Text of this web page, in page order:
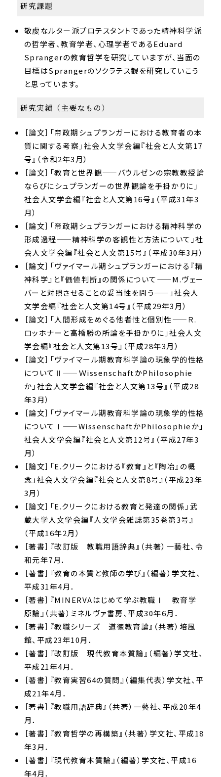
研究課題
敬虔なルター派プロテスタントであった精神科学派
の哲学者、教育学者、心理学者であるEduard
Sprangerの教育哲学を研究していますが、当面の
目標はSprangerのソクラテス観を研究していこう
と思っています。
研究実績（主要なもの）
［論文］「帝政期シュプランガーにおける教育者の本
質に関する考察」社会人文学会編『社会と人文第17
号』（令和2年3月）
［論文］「教育と世界観——パウルゼンの宗教教授論
ならびにシュプランガーの世界観論を手掛かりに」
社会人文学会編『社会と人文第16号』（平成31年3
月）
［論文］「帝政期シュプランガーにおける精神科学の
形成過程——精神科学の客観性と方法について」社
会人文学会編『社会と人文第15号』（平成30年3月）
［論文］「ヴァイマール期シュプランガーにおける『精
神科学』と『価値判断』の関係について——M.ヴェー
バーと対照させることの妥当性を問う——」社会人
文学会編『社会と人文第14号』（平成29年3月）
［論文］「人間形成をめぐる他者性と個別性——Ｒ.
ロッホナーと高橋勝の所論を手掛かりに」社会人文
学会編『社会と人文第13号』（平成28年3月）
［論文］「ヴァイマール期教育科学論の現象学的性格
についてⅡ——ＷissenschaftかPhilosophie
か」社会人文学会編『社会と人文第13号』（平成28
年3月）
［論文］「ヴァイマール期教育科学論の現象学的性格
についてⅠ——WissenschaftかPhilosophieか」
社会人文学会編『社会と人文第12号』（平成27年3
月）
［論文］「E.クリークにおける『教育』と『陶冶』の概
念」社会人文学会編『社会と人文第8号』（平成23年
3月）
［論文］「E.クリークにおける教育と発達の関係」武
蔵大学人文学会編『人文学会雑誌第35巻第3号』
（平成16年2月）
［著書］『改訂版 教職用語辞典』（共著）一藝社、令
和元年7月．
［著書］『教育の本質と教師の学び』（編著）学文社、
平成31年4月．
［著書］『MINERVAはじめて学ぶ教職Ⅰ 教育学
原論』（共著）ミネルヴァ書房、平成30年6月．
［著書］『教職シリーズ 道徳教育論』（共著）培風
館、平成23年10月．
［著書］『改訂版 現代教育本質論』（編著）学文社、
平成21年4月．
［著書］『教育実習64の質問』（編集代表）学文社、平
成21年4月．
［著書］『教職用語辞典』（共著）一藝社、平成20年4
月．
［著書］『教育哲学の再構築』（共著）学文社、平成18
年3月．
［著書］『現代教育本質論』（編著）学文社、平成16
年4月．